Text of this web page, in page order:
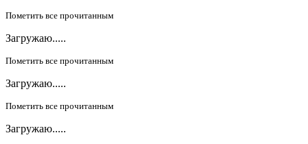
Пометить все прочитанным
Загружаю.....
Пометить все прочитанным
Загружаю.....
Пометить все прочитанным
Загружаю.....